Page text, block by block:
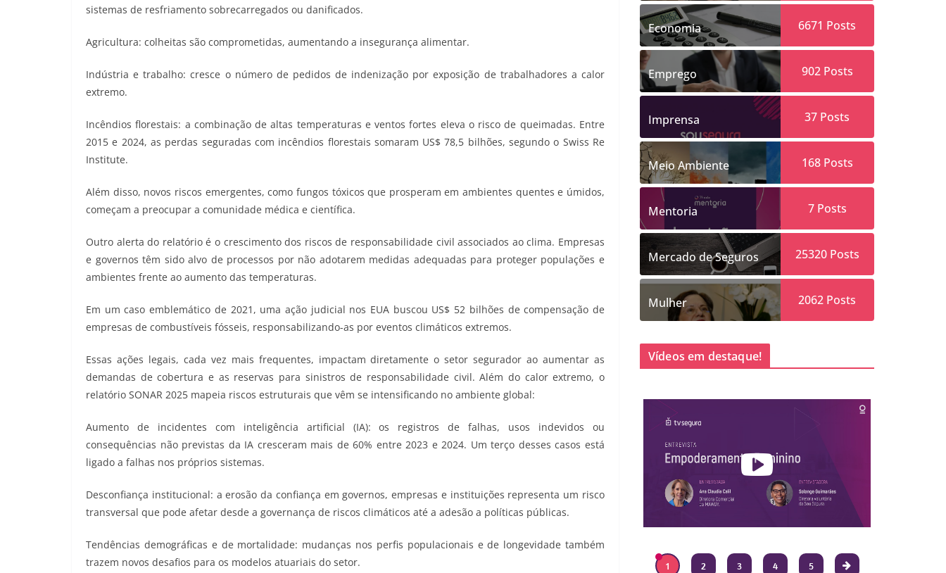
sistemas de resfriamento sobrecarregados ou danificados.
Agricultura: colheitas são comprometidas, aumentando a insegurança alimentar.
Indústria e trabalho: cresce o número de pedidos de indenização por exposição de trabalhadores a calor
extremo.
Incêndios florestais: a combinação de altas temperaturas e ventos fortes eleva o risco de queimadas. Entre
2015 e 2024, as perdas seguradas com incêndios florestais somaram US$ 78,5 bilhões, segundo o Swiss Re
Institute.
Além disso, novos riscos emergentes, como fungos tóxicos que prosperam em ambientes quentes e úmidos,
começam a preocupar a comunidade médica e científica.
Outro alerta do relatório é o crescimento dos riscos de responsabilidade civil associados ao clima. Empresas
e governos têm sido alvo de processos por não adotarem medidas adequadas para proteger populações e
ambientes frente ao aumento das temperaturas.
Em um caso emblemático de 2021, uma ação judicial nos EUA buscou US$ 52 bilhões de compensação de
empresas de combustíveis fósseis, responsabilizando-as por eventos climáticos extremos.
Essas ações legais, cada vez mais frequentes, impactam diretamente o setor segurador ao aumentar as
demandas de cobertura e as reservas para sinistros de responsabilidade civil. Além do calor extremo, o
relatório SONAR 2025 mapeia riscos estruturais que vêm se intensificando no ambiente global:
Aumento de incidentes com inteligência artificial (IA): os registros de falhas, usos indevidos ou
consequências não previstas da IA cresceram mais de 60% entre 2023 e 2024. Um terço desses casos está
ligado a falhas nos próprios sistemas.
Desconfiança institucional: a erosão da confiança em governos, empresas e instituições representa um risco
transversal que pode afetar desde a governança de riscos climáticos até a adesão a políticas públicas.
Tendências demográficas e de mortalidade: mudanças nos perfis populacionais e de longevidade também
trazem novos desafios para os modelos atuariais do setor.
Economia 6671 Posts
Emprego 902Posts
Imprensa 37 Posts
Meio Ambiente 168Posts
Mentoria 7Posts
Mercado de Seguros 25320Posts
Mulher 2062 Posts
Vídeos em destaque!
1 2 3 4 5